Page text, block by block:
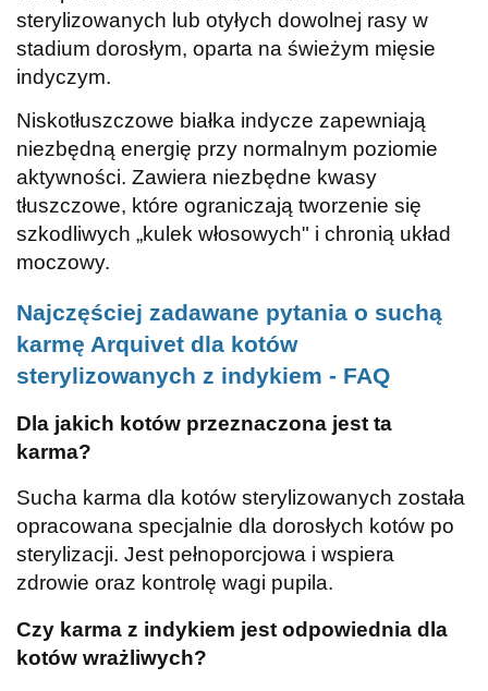
sterylizowanych lub otyłych dowolnej rasy w
stadium dorosłym, oparta na świeżym mięsie
indyczym.
Niskotłuszczowe białka indycze zapewniają
niezbędną energię przy normalnym poziomie
aktywności. Zawiera niezbędne kwasy
tłuszczowe, które ograniczają tworzenie się
szkodliwych „kulek włosowych" i chronią układ
moczowy.
Najczęściej zadawane pytania o suchą
karmę Arquivet dla kotów
sterylizowanych z indykiem - FAQ
Dla jakich kotów przeznaczona jest ta
karma?
Sucha karma dla kotów sterylizowanych została
opracowana specjalnie dla dorosłych kotów po
sterylizacji. Jest pełnoporcjowa i wspiera
zdrowie oraz kontrolę wagi pupila.
Czy karma z indykiem jest odpowiednia dla
kotów wrażliwych?